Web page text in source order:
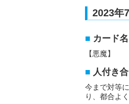
2023年
カード名
【悪魔】
人付き
今まで対等
り、都合よ